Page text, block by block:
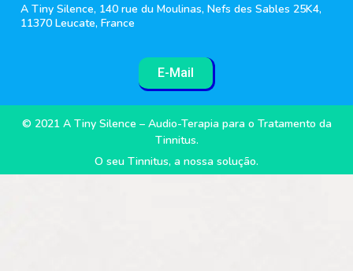
A Tiny Silence, 140 rue du Moulinas, Nefs des Sables 25K4,
11370 Leucate, France
E-Mail
© 2021 A Tiny Silence – Audio-Terapia para o Tratamento da
Tinnitus.
O seu Tinnitus, a nossa solução.